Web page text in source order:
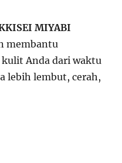
MIYABI
membantu
Anda dari waktu
lebih lembut, cerah,